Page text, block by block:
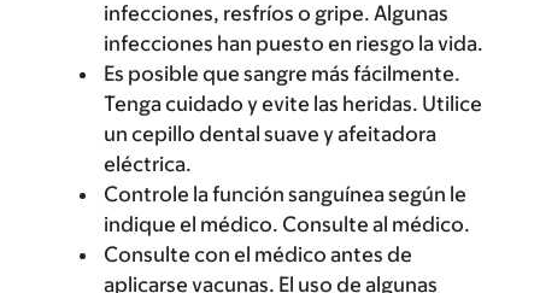
infecciones, resfríos o gripe. Algunas
infecciones han puesto en riesgo la vida.
Es posible que sangre más fácilmente.
Tenga cuidado y evite las heridas. Utilice
un cepillo dental suave y afeitadora
eléctrica.
Controle la función sanguínea según le
indique el médico. Consulte al médico.
Consulte con el médico antes de
aplicarse vacunas. El uso de algunas